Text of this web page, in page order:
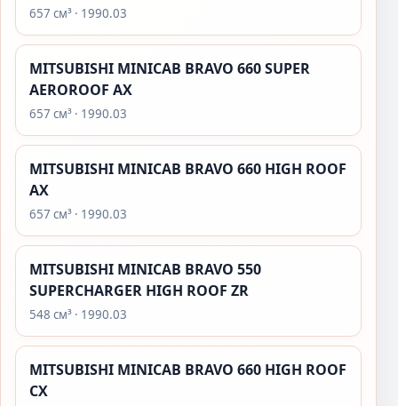
657 см³ · 1990.03
MITSUBISHI MINICAB BRAVO 660 SUPER
AEROROOF AX
657 см³ · 1990.03
MITSUBISHI MINICAB BRAVO 660 HIGH ROOF
AX
657 см³ · 1990.03
MITSUBISHI MINICAB BRAVO 550
SUPERCHARGER HIGH ROOF ZR
548 см³ · 1990.03
MITSUBISHI MINICAB BRAVO 660 HIGH ROOF
CX